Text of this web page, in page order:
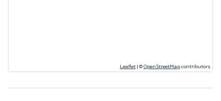
Leaflet | ©OpenStreetMapcontributors